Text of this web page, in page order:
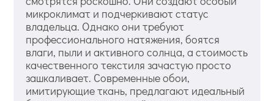
микроклимат и подчеркивают статус
владельца. Однако они требуют
профессионального натяжения, боятся
влаги, пыли и активного солнца, а стоимость
качественного текстиля зачастую просто
зашкаливает. Современные обои,
имитирующие ткань, предлагают идеальный